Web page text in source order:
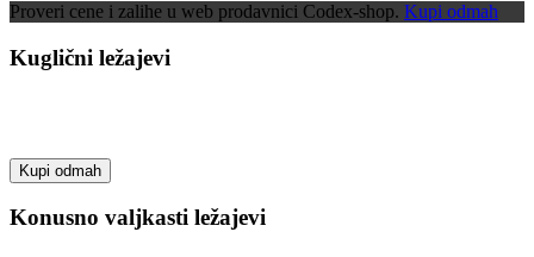
Proveri cene i zalihe u web prodavnici Codex-shop. Kupi odmah
Kuglični ležajevi
Kupi odmah
Konusno valjkasti ležajevi